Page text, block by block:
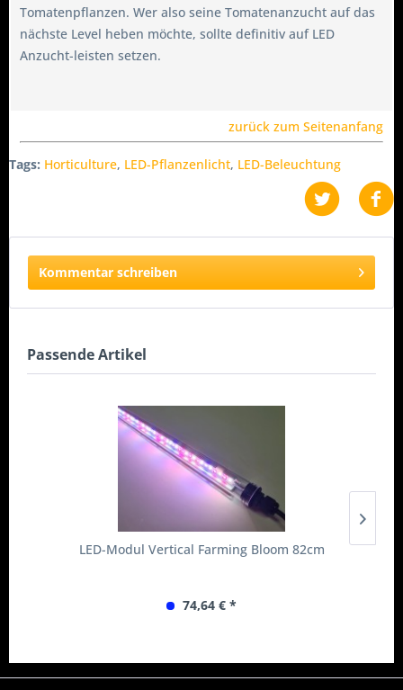
Tomatenpflanzen. Wer also seine Tomatenanzucht auf das
nächste Level heben möchte, sollte definitiv auf LED
Anzucht-leisten setzen.
zurück zum Seitenanfang
Tags: Horticulture, LED-Pflanzenlicht, LED-Beleuchtung
Kommentar schreiben
Passende Artikel
LED-Modul Vertical Farming Bloom 82cm
74,64 € *